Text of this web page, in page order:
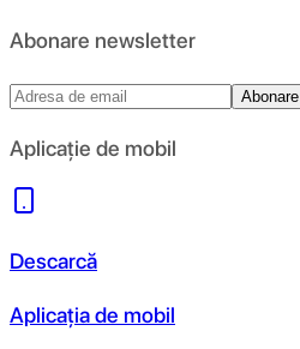
Abonare newsletter
Abonare
Aplicație de mobil
Descarcă
Aplicația de mobil